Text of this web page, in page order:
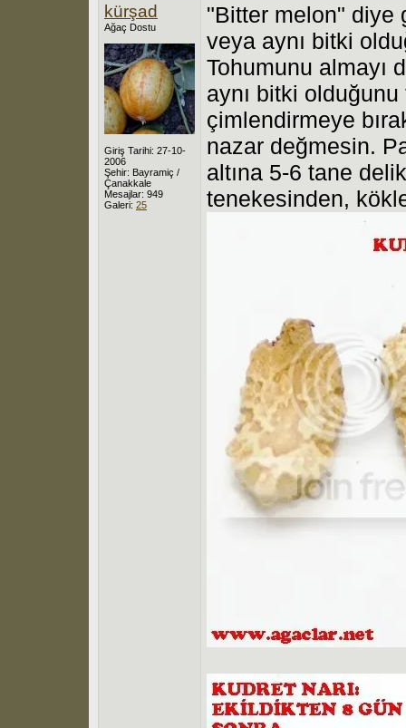
kürşad
Ağaç Dostu
Giriş Tarihi: 27-10-
2006
Şehir: Bayramiç /
Çanakkale
Mesajlar: 949
Galeri: 25
"Bitter melon" diye
veya aynı bitki
Tohumunu almayı
aynı bitki
çimlendirmeye
nazar değmesin.
altına 5-6 tane
tenekesinden,